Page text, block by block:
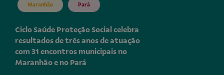
Maranhão Pará
Ciclo Saúde Proteção Social celebra
resultados de três anos de atuação
com 31 encontros municipais no
Maranhão e no Pará